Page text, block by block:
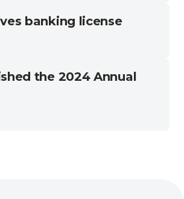
banking license
the 2024 Annual